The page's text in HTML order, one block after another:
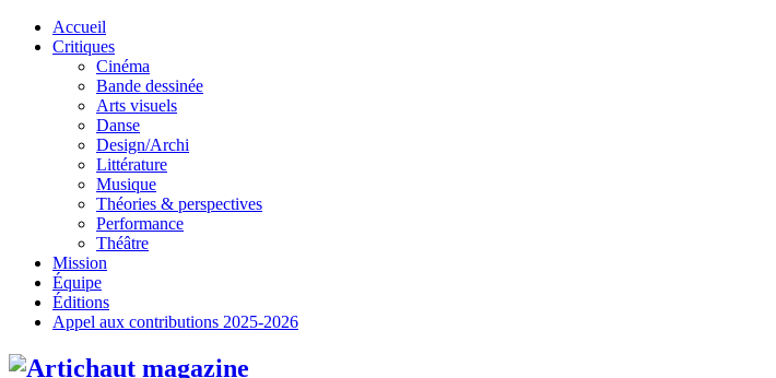
Skip
Accueil
Critiques
Cinéma
Bande dessinée
Arts visuels
Danse
Design/Archi
Littérature
Musique
Théories & perspectives
Performance
Théâtre
Mission
Équipe
Éditions
Appel aux contributions 2025-2026